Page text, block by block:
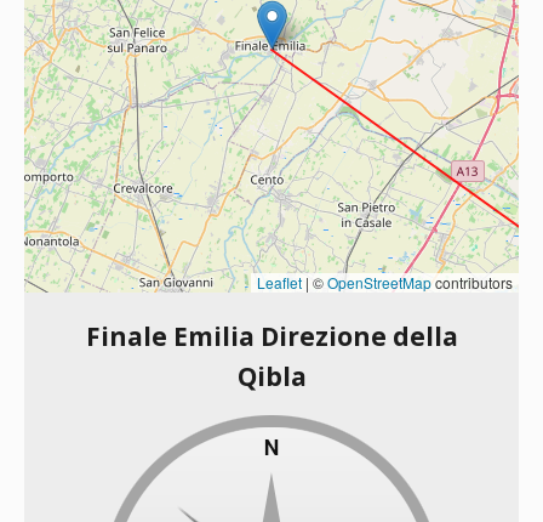
Leaflet | ©OpenStreetMapcontributors
Finale Emilia Direzione della
Qibla